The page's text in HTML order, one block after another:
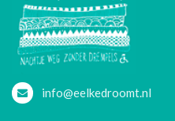
info@eelkedroomt.nl